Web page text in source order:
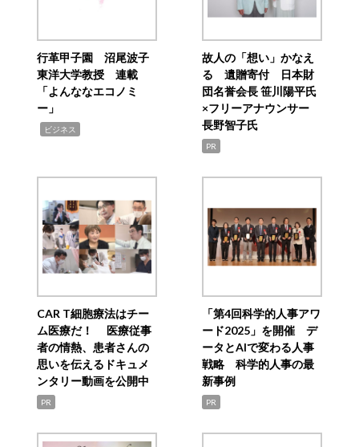
行革甲子園 沼尾波子
東洋大学教授 連載
「よんななエコノミ
ー」
ビジネス
故人の「想い」かなえ
る 遺贈寄付 日本財
団名誉会長 笹川陽平氏
×フリーアナウンサー
長野智子氏
PR
CAR T細胞療法はチー
ム医療だ！ 医療従事
者の情熱、患者さんの
思いを伝えるドキュメ
ンタリー動画を公開中
PR
「第4回科学的人事アワ
ード2025」を開催 デ
ータとAIで変わる人事
戦略 科学的人事の最
新事例
PR